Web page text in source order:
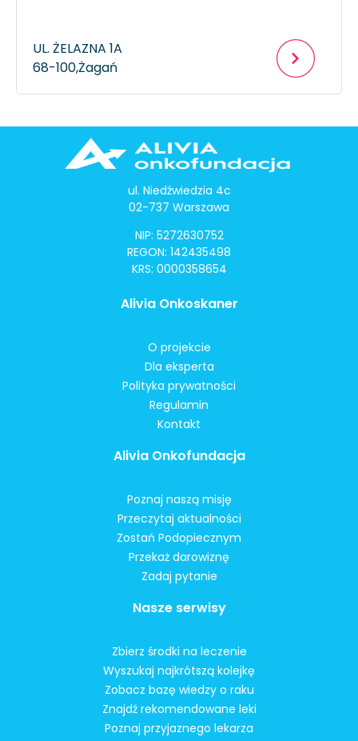
UL. ŻELAZNA 1A
68-100,Żagań
ul. Niedźwiedzia 4c
02-737 Warszawa
NIP: 5272630752
REGON: 142435498
KRS: 0000358654
Alivia Onkoskaner
O projekcie
Dla eksperta
Polityka prywatności
Regulamin
Kontakt
Alivia Onkofundacja
Poznaj naszą misję
Przeczytaj aktualności
Zostań Podopiecznym
Przekaż darowiznę
Zadaj pytanie
Nasze serwisy
Zbierz środki na leczenie
Wyszukaj najkrótszą kolejkę
Zobacz bazę wiedzy o raku
Znajdź rekomendowane leki
Poznaj przyjaznego lekarza